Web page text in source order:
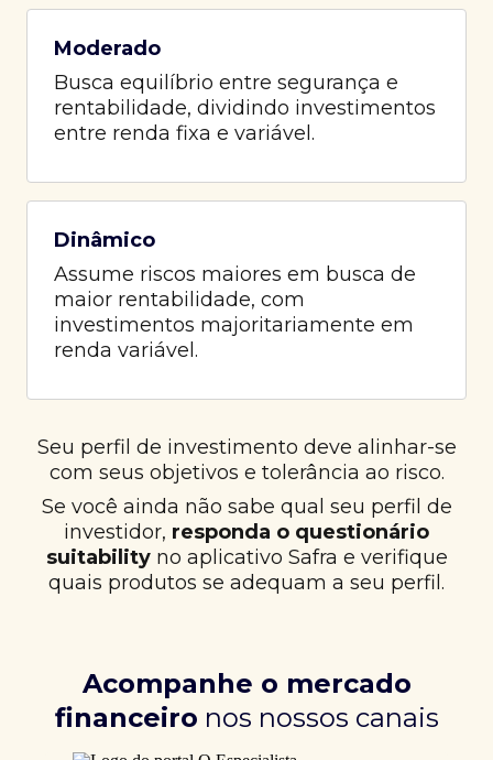
Moderado
Busca equilíbrio entre segurança e
rentabilidade, dividindo investimentos
entre renda fixa e variável.
Dinâmico
Assume riscos maiores em busca de
maior rentabilidade, com
investimentos majoritariamente em
renda variável.
Seu perfil de investimento deve alinhar-se
com seus objetivos e tolerância ao risco.
Se você ainda não sabe qual seu perfil de
investidor, responda o questionário
suitabilityno aplicativo Safra e verifique
quais produtos se adequam a seu perfil.
Acompanhe o mercado
financeiro nos nossos canais